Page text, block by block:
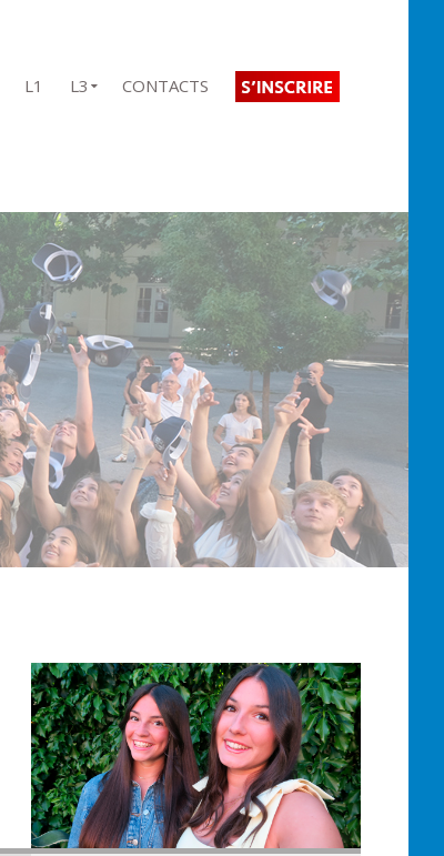
L1 L3 CONTACTS